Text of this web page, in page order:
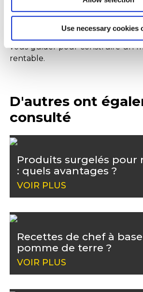
Use necessary cookies
Contactez nos commerciaux
revenu supplémentaire, vous
grâce à ces leviers de
vous guider pour construire un
rentable.
D'autres ont
consulté
Produits surgelés pour
: quels avantages ?
VOIR PLUS
Recettes de chef à
pomme de terre ?
VOIR PLUS